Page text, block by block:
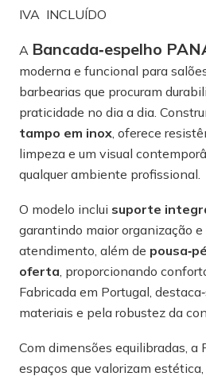
IVA INCLUÍDO
A Bancada‑espelho
moderna e funcional para
barbearias que procuram
praticidade no dia a dia.
tampo em inox, oferece
limpeza e um visual
qualquer ambiente profissional.
O modelo inclui suporte
garantindo maior organização
atendimento, além de
oferta, proporcionando
Fabricada em Portugal,
materiais e pela robustez da
Com dimensões equilibradas, a
espaços que valorizam